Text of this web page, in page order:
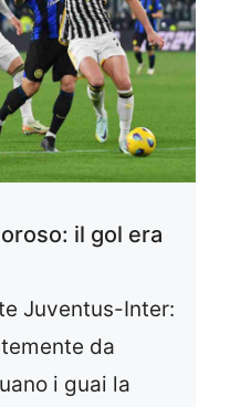
il gol era
Juventus-Inter:
da
i guai la